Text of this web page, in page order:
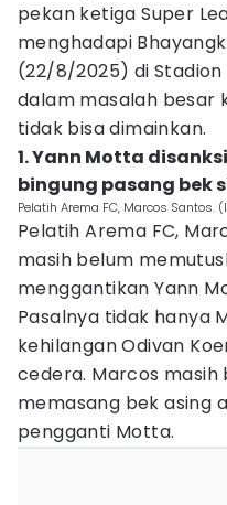
pekan ketiga Super
menghadapi
(22/8/2025) di Stadion
dalam masalah besar
tidak bisa dimainkan.
1. Yann Motta
bingung pasang bek
Pelatih Arema FC, Marcos Santos.
Pelatih Arema FC,
masih belum
menggantikan Yann
Pasalnya tidak hanya
kehilangan Odivan
cedera. Marcos
memasang bek asing
pengganti Motta.